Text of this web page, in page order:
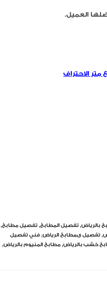
العميل.
متر الاحتراف
بالرياض,تفصيل المطابخ,تفصيل مطابخ,
,تفصيل ىمطابخ الرياض,فني تفصيل
خشب بالرياض,مطابخ المنيوم بالرياض,